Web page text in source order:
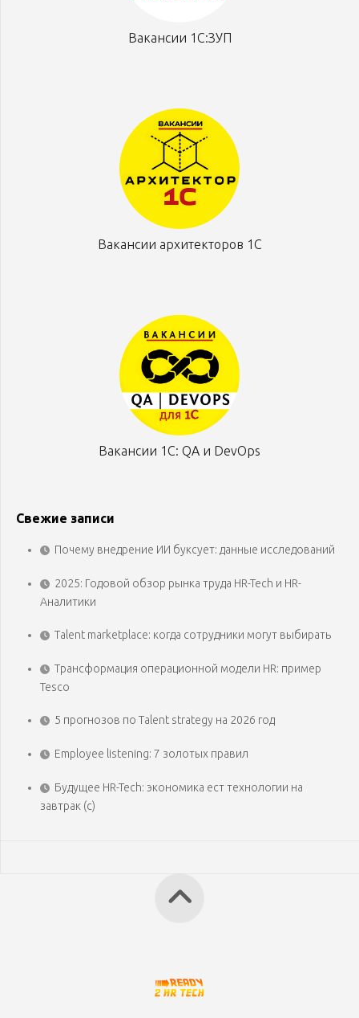
Вакансии 1С:ЗУП
Вакансии архитекторов 1С
Вакансии 1С: QA и DevOps
Свежие записи
Почему внедрение ИИ буксует: данные исследований
2025: Годовой обзор рынка труда HR-Tech и HR-
Аналитики
Talent marketplace: когда сотрудники могут выбирать
Трансформация операционной модели HR: пример
Tesco
5 прогнозов по Talent strategy на 2026 год
Employee listening: 7 золотых правил
Будущее HR-Tech: экономика ест технологии на
завтрак (с)